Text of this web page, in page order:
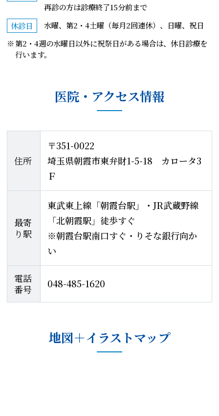
再診の方は診療終了15分前まで
休診日
水曜、第2・4土曜（毎月2回連休）、日曜、祝日
第2・4週の水曜日以外に祝祭日がある場合は、休日診療を
行います。
医院・アクセス情報
住所
〒351-0022
埼玉県朝霞市東弁財1-5-18 カロータ3
Ｆ
最寄
り駅
東武東上線「朝霞台駅」・JR武蔵野線
「北朝霞駅」徒歩すぐ
※朝霞台駅南口すぐ・りそな銀行向か
い
電話
番号
048-485-1620
地図＋イラストマップ